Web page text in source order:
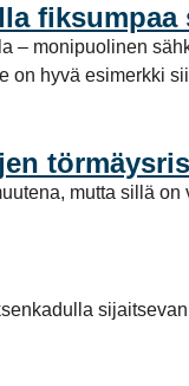
fiksumpaa
monipuolinen
hyvä esimerkki
mutta sillä